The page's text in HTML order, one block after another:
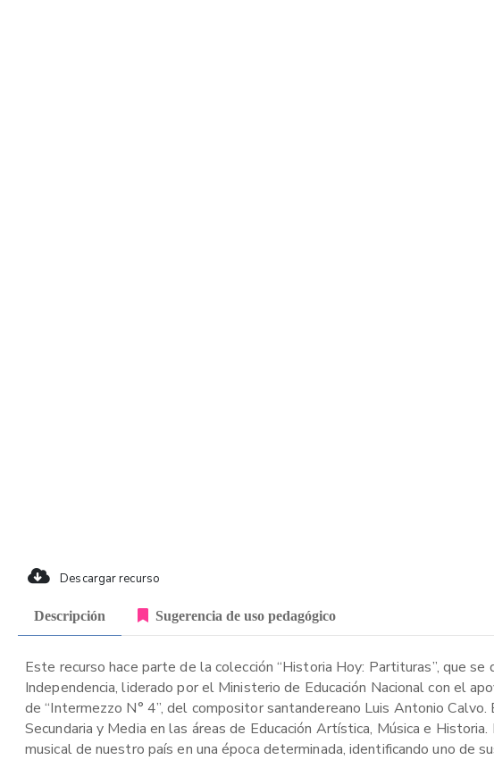
Descargar recurso
Descripción Sugerencia de uso pedagógico
Este recurso hace parte de la colección “Historia Hoy: Partituras”, que
Independencia, liderado por el Ministerio de Educación Nacional con el
de “Intermezzo N° 4”, del compositor santandereano Luis Antonio
Secundaria y Media en las áreas de Educación Artística, Música e
musical de nuestro país en una época determinada, identificando uno de